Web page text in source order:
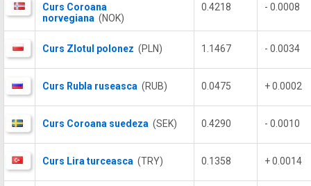
Curs Coroana
norvegiana (NOK)
0.4218 - 0.0008
Curs Zlotul polonez (PLN) 1.1467 - 0.0034
Curs Rubla ruseasca (RUB) 0.0475 + 0.0002
Curs Coroana suedeza (SEK) 0.4290 - 0.0010
Curs Lira turceasca (TRY) 0.1358 + 0.0014